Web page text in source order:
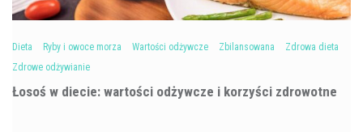
Dieta Ryby i owoce morza Wartości odżywcze Zbilansowana
Zdrowa dieta
Zdrowe odżywianie
Łosoś w diecie: wartości odżywcze i korzyści zdrowotne